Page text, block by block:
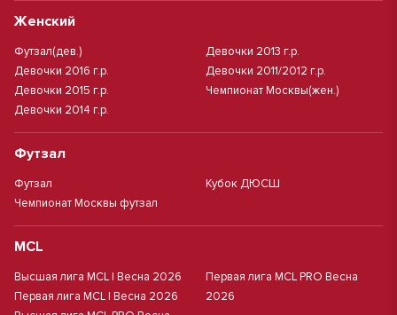
Женский
Футзал(дев.)
Девочки 2016 г.р.
Девочки 2015 г.р.
Девочки 2014 г.р.
Девочки 2013 г.р.
Девочки 2011/2012 г.р.
Чемпионат Москвы(жен.)
Футзал
Футзал
Чемпионат Москвы футзал
Кубок ДЮСШ
MCL
Высшая лига MCL | Весна 2026
Первая лига MCL | Весна 2026
Первая лига MCL PRO Весна
2026